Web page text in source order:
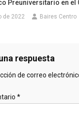
Preuniversitario en el
de 2022 Baires Centro
respuesta
de correo
*